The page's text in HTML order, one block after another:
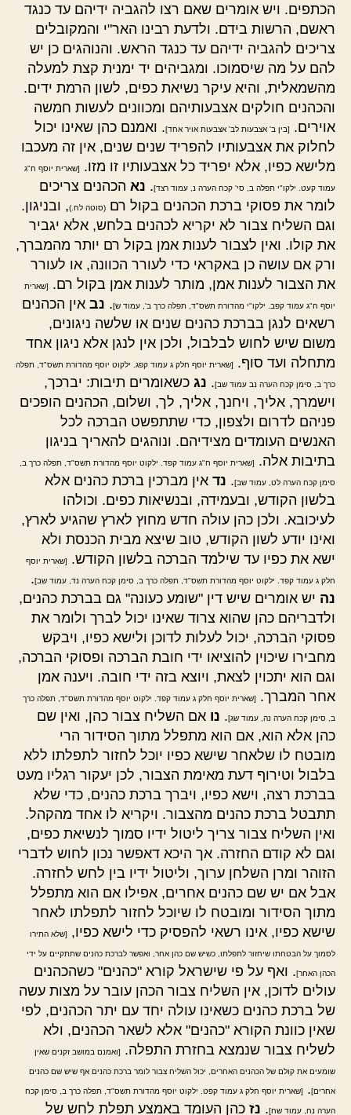
הכתפים. ויש אומרים שאם רצו להגביה ידיהם עד כנגד
ראשם, הרשות בידם. ולדעת רבינו האר"י והמקובלים
צריכים להגביה ידיהם עד כנגד הראש. והנוהגים כן יש
להם על מה שיסמוכו. ומגביהים יד ימנית קצת למעלה
מהשמאלית, והיא עיקר נשיאת כפים, לשון הרמת ידים.
והכהנים חולקים אצבעותיהם ומכוונים לעשות חמשה
אוירים.
[בין ב' אצבעות לב' אצבעות אויר אחד]. ואמנם כהן שאינו יכול
לחלוק את אצבעותיו להפריד שנים שנים, אין זה מעכבו
מלישא כפיו, אלא יפריד כל אצבעותיו זו מזו.
[שארית יוסף ח"ג
עמוד קעט. ילקו"י תפלה ב, סי' קכח הערה נ, עמוד רצד]. נא הכהנים צריכים
לומר את פסוקי ברכת הכהנים בקול רם (סוטה לח.), ובניגון.
וגם השליח צבור לא יקריא לכהנים בלחש, אלא יגביר
את קולו. ואין לצבור לענות אמן בקול רם יותר מהמברך,
ורק אם עושה כן באקראי כדי לעורר הכוונה, או לעורר
את הצבור לענות אמן, מותר לענות אמן בקול רם.
[שארית
יוסף ח"ג עמוד קפב. ילקו"י מהדורת תשס"ד, תפלה כרך ב', עמוד ש]. נב אין הכהנים
רשאים לנגן בברכת כהנים שנים או שלשה ניגונים,
משום שיש לחוש לבלבול, ולכן אין לנגן אלא ניגון אחד
מתחלה ועד סוף.
[שארית יוסף חלק ג עמוד קפג. ילקוט יוסף מהדורת תשס"ד, תפלה
כרך ב, סימן קכח הערה נב עמוד שב]. נג כשאומרים תיבות: יברכך,
וישמרך, אליך, ויחנך, אליך, לך, ושלום, הכהנים הופכים
פניהם לדרום ולצפון, כדי שתתפשט הברכה לכל
האנשים העומדים מצידיהם. ונוהגים להאריך בניגון
בתיבות אלה.
[שארית יוסף ח"ג עמוד קפד. ילקוט יוסף מהדורת תשס"ד, תפלה כרך ב,
סימן קכח הערה לט, עמוד שב]. נד אין מברכין ברכת כהנים אלא
בלשון הקודש, ובעמידה, ובנשיאות כפים. וכולהו
לעיכובא. ולכן כהן עולה חדש מחוץ לארץ שהגיע לארץ,
ואינו יודע לשון הקודש, טוב שיצא מבית הכנסת ולא
ישא את כפיו עד שילמד הברכה בלשון הקודש.
[שארית יוסף
חלק ג עמוד קפד. ילקוט יוסף מהדורת תשס"ד, תפלה כרך ב, סימן קכח הערה נד, עמוד שב].
נה יש אומרים שיש דין "שומע כעונה" גם בברכת כהנים,
ולדבריהם כהן שהוא צרוד שאינו יכול לברך ולומר את
פסוקי הברכה, יכול לעלות לדוכן ולישא כפיו, ויבקש
מחבירו שיכוין להוציאו ידי חובת הברכה ופסוקי הברכה,
וגם הוא יתכוין לצאת, ויוצא בזה ידי חובה. ויענה אמן
אחר המברך.
[שארית יוסף חלק ג עמוד קפד. ילקוט יוסף מהדורת תשס"ד, תפלה כרך
ב, סימן קכח הערה נה, עמוד שג]. נו אם השליח צבור כהן, ואין שם
כהן אלא הוא, אם הוא מתפלל מתוך הסידור הרי
מובטח לו שלאחר שישא כפיו יוכל לחזור לתפלתו ללא
בלבול וטירוף דעת מאימת הצבור, לכן יעקור רגליו מעט
בברכת רצה, וישא כפיו, ויברך ברכת כהנים, כדי שלא
תתבטל ברכת כהנים מהצבור. ויקריא לו אחד מהקהל.
ואין השליח צבור צריך ליטול ידיו סמוך לנשיאת כפים,
וגם לא קודם החזרה. אך היכא דאפשר נכון לחוש לדברי
הזוהר ומרן השלחן ערוך, וליטול ידיו בין לחש לחזרה.
אבל אם יש שם כהנים אחרים, אפילו אם הוא מתפלל
מתוך הסידור ומובטח לו שיוכל לחזור לתפלתו לאחר
שישא כפיו, אינו רשאי להפסיק כדי לישא כפיו,
[שלא התירו
לסמוך על הבטחתו שיחזור לתפלתו, כשיש שם כהן אחר, ואפשר לברכת כהנים שתתקיים על ידי
הכהן האחר]. ואף על פי שישראל קורא "כהנים" כשהכהנים
עולים לדוכן, אין השליח צבור הכהן עובר על מצות עשה
של ברכת כהנים כשאינו עולה יחד עם יתר הכהנים, לפי
שאין כוונת הקורא "כהנים" אלא לשאר הכהנים, ולא
לשליח צבור שנמצא בחזרת התפלה.
[ואמנם במושב זקנים שאין
שומעים את קולם של הכהנים האחרים, יכול השליח צבור לומר ברכת כהנים אף שיש שם כהנים
אחרים]. [שארית יוסף חלק ג עמוד קפט. ילקוט יוסף מהדורת תשס"ד, תפלה כרך ב, סימן קכח
הערה נח, עמוד שח]. נז כהן העומד באמצע תפלת לחש של